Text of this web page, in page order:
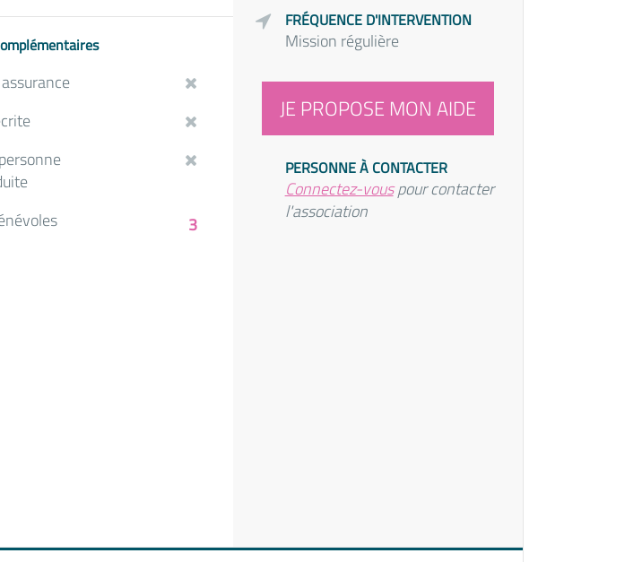
3
FRÉQUENCE D'INTERVENTION
Mission régulière
JE PROPOSE MON AIDE
PERSONNE À CONTACTER
Connectez-vouspour contacter
l'association